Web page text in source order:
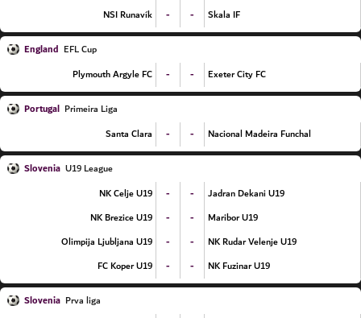
NSI Runavík
- - Skala IF
England EFL Cup
Plymouth Argyle FC
- - Exeter City FC
Portugal Primeira Liga
Santa Clara
- - Nacional Madeira Funchal
Slovenia U19 League
NK Celje U19
- -
Jadran Dekani U19
NK Brezice U19
- -
Maribor U19
Olimpija Ljubljana U19
- -
NK Rudar Velenje U19
FC Koper U19
- - NK Fuzinar U19
Slovenia Prva liga